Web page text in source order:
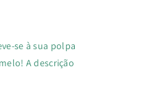
se à sua polpa
A descrição